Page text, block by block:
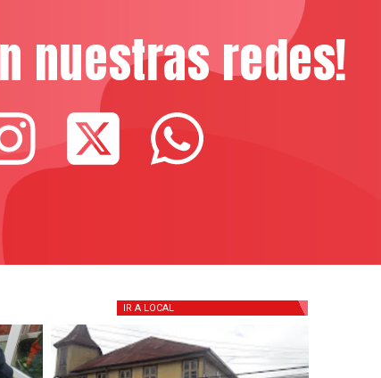
nuestras redes!
IR A LOCAL